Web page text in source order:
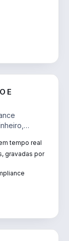
E
tempo real
gravadas por